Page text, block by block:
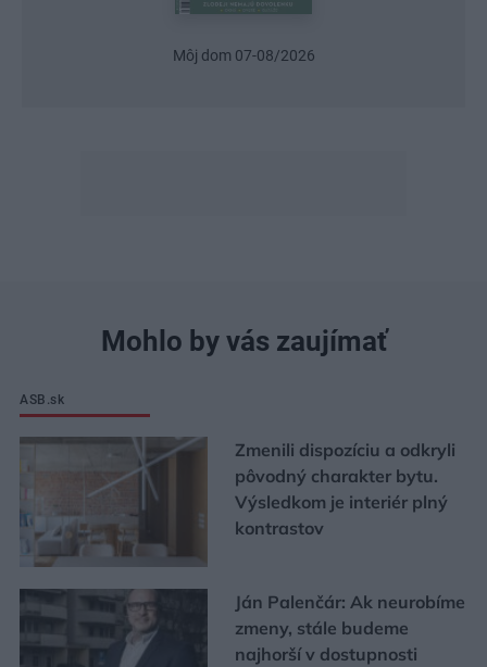
Urob si sám 6/2026
Mohlo by vás zaujímať
ASB.sk
Zmenili dispozíciu a odkryli
pôvodný charakter bytu.
Výsledkom je interiér plný
kontrastov
Ján Palenčár: Ak neurobíme
zmeny, stále budeme
najhorší v dostupnosti